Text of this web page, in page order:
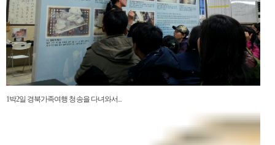
1박2일 경북가족여행 청송을 다녀와서...